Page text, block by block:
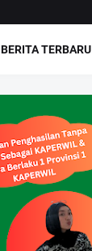
BERITA TERBARU